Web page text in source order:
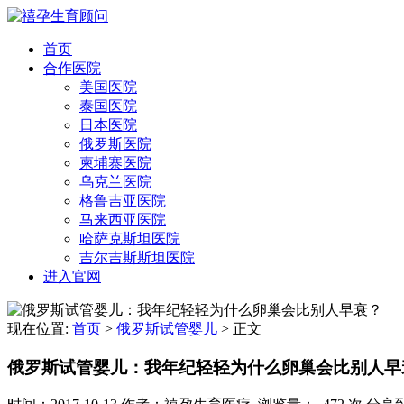
首页
合作医院
美国医院
泰国医院
日本医院
俄罗斯医院
柬埔寨医院
乌克兰医院
格鲁吉亚医院
马来西亚医院
哈萨克斯坦医院
吉尔吉斯斯坦医院
进入官网
现在位置: 首页 > 俄罗斯试管婴儿 > 正文
俄罗斯试管婴儿：我年纪轻轻为什么卵巢会比别人